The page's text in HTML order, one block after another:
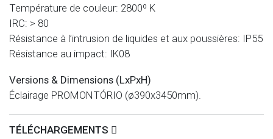
Température de couleur: 2800º K
IRC: > 80
Résistance à l’intrusion de liquides et aux poussières: IP55
Résistance au impact: IK08
Versions & Dimensions (LxPxH)
Éclairage PROMONTÓRIO (ø390x3450mm).
TÉLÉCHARGEMENTS